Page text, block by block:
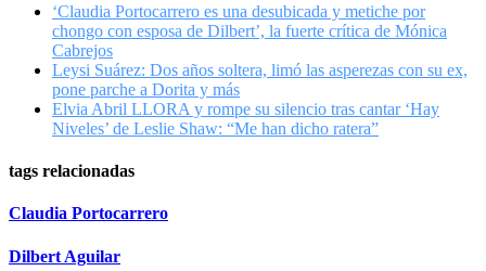
‘Claudia Portocarrero es una desubicada y metiche por
chongo con esposa de Dilbert’, la fuerte crítica de Mónica
Cabrejos
Leysi Suárez: Dos años soltera, limó las asperezas con su ex,
pone parche a Dorita y más
Elvia Abril LLORA y rompe su silencio tras cantar ‘Hay
Niveles’ de Leslie Shaw: “Me han dicho ratera”
tags relacionadas
Claudia Portocarrero
Dilbert Aguilar